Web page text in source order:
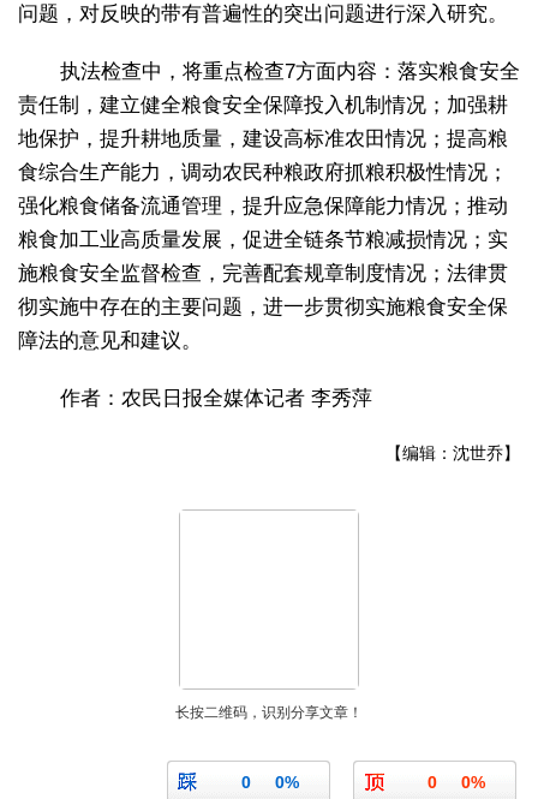
问题，对反映的带有普遍性的突出问题进行深入研究。
执法检查中，将重点检查7方面内容：落实粮食安全
责任制，建立健全粮食安全保障投入机制情况；加强耕
地保护，提升耕地质量，建设高标准农田情况；提高粮
食综合生产能力，调动农民种粮政府抓粮积极性情况；
强化粮食储备流通管理，提升应急保障能力情况；推动
粮食加工业高质量发展，促进全链条节粮减损情况；实
施粮食安全监督检查，完善配套规章制度情况；法律贯
彻实施中存在的主要问题，进一步贯彻实施粮食安全保
障法的意见和建议。
作者：农民日报全媒体记者 李秀萍
【编辑：沈世乔】
长按二维码，识别分享文章！
0 0%
0 0%